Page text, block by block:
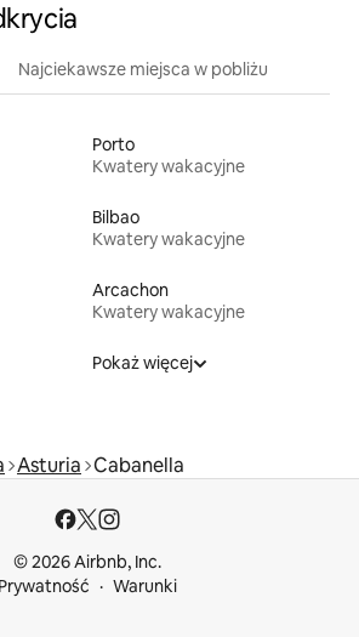
Najciekawsze miejsca w pobliżu
Porto
Kwatery wakacyjne
Bilbao
Kwatery wakacyjne
Arcachon
Kwatery wakacyjne
Pokaż więcej
Asturia Cabanella
© 2026 Airbnb, Inc.
Prywatność
Warunki